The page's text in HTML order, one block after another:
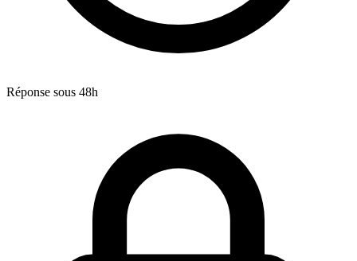
Réponse sous 48h